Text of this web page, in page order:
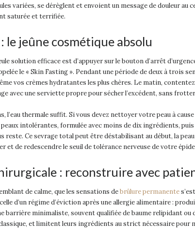
variées, se dérèglent et envoient un message de douleur au
saturée et terrifiée.
le jeûne cosmétique absolu
solution efficace est d’appuyer sur le bouton d’arrêt
le « Skin Fasting ». Pendant une période de deux à trois
vos crèmes hydratantes les plus chères. Le matin,
avec une serviette propre pour sécher l’excédent, sans
l’eau thermale suffit. Si vous devez nettoyer votre peau à
intolérantes, formulée avec moins de dix ingrédients,
reste. Ce sevrage total peut être déstabilisant au début, la
et de redescendre le seuil de tolérance nerveuse de votre
: reconstruire avec
de calme, que les sensations debrûlure permanente
d’un régime d’éviction après une allergie alimentaire :
barrière minimaliste, souvent qualifiée de baume relipidant
et limitent leurs ingrédients au strict nécessaire pour